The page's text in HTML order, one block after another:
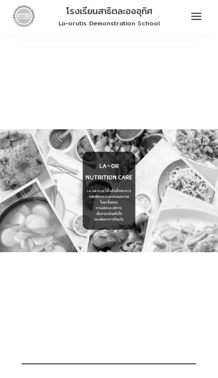
Skip
โรงเรียนสาธิตละอออุทิศ
La-orutis Demonstration School